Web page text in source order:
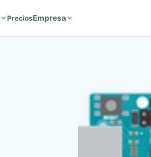
PreciosEmpresa